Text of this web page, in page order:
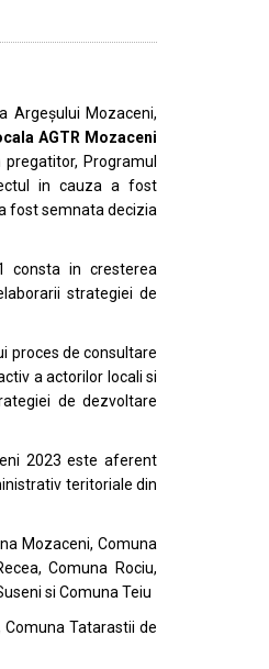
Argeșului Mozaceni,
AGTR Mozaceni
Programul
in cauza a fost
fost semnata decizia
consta in cresterea
strategiei de
proces de consultare
a actorilor locali si
de dezvoltare
2023 este aferent
teritoriale din
Mozaceni, Comuna
Comuna Rociu,
si Comuna Teiu
Comuna Tatarastii de